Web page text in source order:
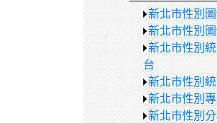
新北市性別
新北市性別
新北市性別
台
新北市性別
新北市性別
新北市性別